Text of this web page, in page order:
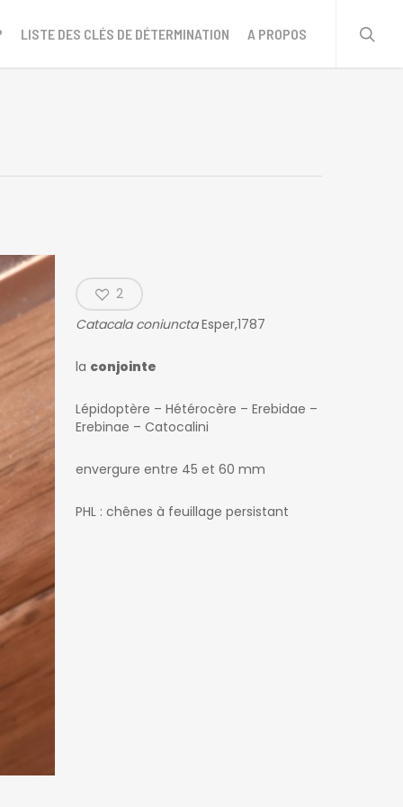
LISTE DES CLÉS DE DÉTERMINATION A PROPOS
2
Catacala coniunctaEsper,1787
la conjointe
Lépidoptère – Hétérocère – Erebidae –
Erebinae – Catocalini
envergure entre 45 et 60 mm
PHL : chênes à feuillage persistant